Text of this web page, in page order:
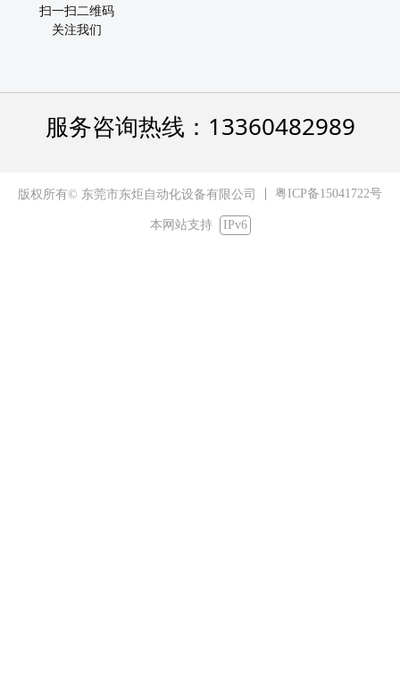
扫一扫二维码
关注我们
服务咨询热线：13360482989
版权所有© 东莞市东炬自动化设备有限公司 粤ICP备15041722号
本网站支持 IPv6